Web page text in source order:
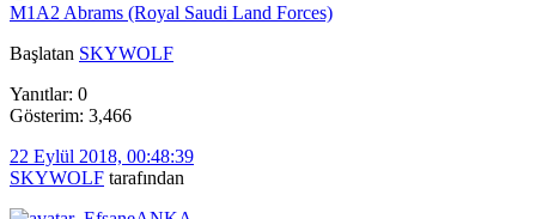
M1A2 Abrams (Royal Saudi Land Forces)
Başlatan SKYWOLF
Yanıtlar: 0
Gösterim: 3,466
22 Eylül 2018, 00:48:39
SKYWOLF tarafından